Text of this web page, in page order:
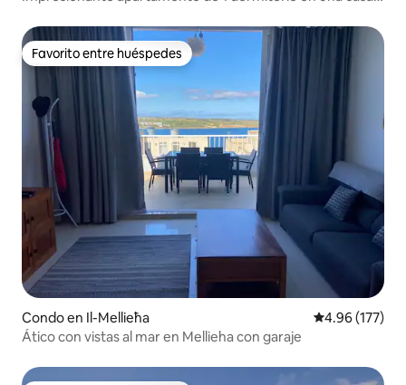
Favorito entre huéspedes
Favorito entre huéspedes
Condo en Il-Mellieħa Calificación
4.96 (177)
Ático con vistas al mar en Mellieha con garaje